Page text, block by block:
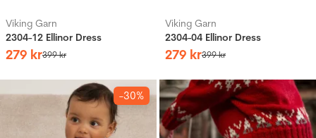
Viking Garn
2304-12 Ellinor Dress
279 kr399kr
Viking Garn
2304-04 Ellinor Dress
279 kr399kr
-30%